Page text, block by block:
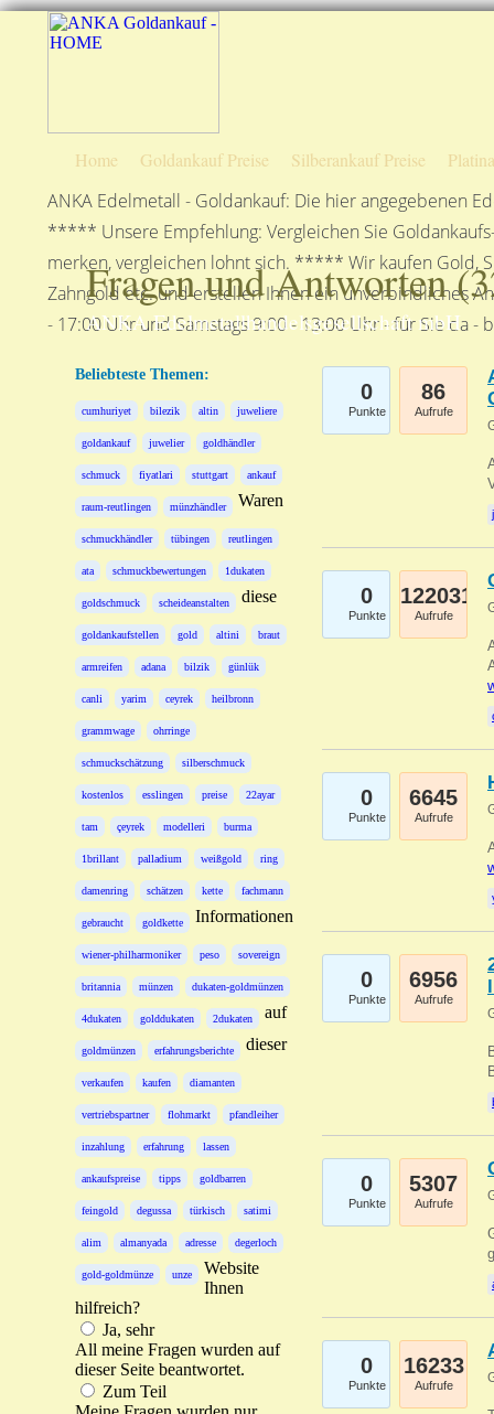
Home Goldankauf Preise Silberankauf Preise
ANKA Edelmetall - Goldankauf: Die hier angegebenen
***** Unsere Empfehlung: Vergleichen Sie
merken, vergleichen lohnt sich. ***** Wir kaufen Gold,
Zahngold etc. und erstellen Ihnen ein unverbindliches
- 17:00 Uhr und Samstags 9:00 - 13:00 Uhr - für Sie
Fragen und Antworten (
ANKA Edelmetallhandelsgesellschaft mbH
Beliebteste Themen:
cumhuriyet bilezik altin juweliere
goldankauf juwelier goldhändler
schmuck fiyatlari stuttgart ankauf
raum-reutlingen münzhändler
schmuckhändler tübingen reutlingen
ata schmuckbewertungen 1dukaten
goldschmuck scheideanstalten
goldankaufstellen gold altini braut
armreifen adana bilzik günlük
canli yarim ceyrek heilbronn
grammwage ohrringe
schmuckschätzung silberschmuck
kostenlos esslingen preise 22ayar
tam çeyrek modelleri burma
1brillant palladium weißgold ring
damenring schätzen kette fachmann
gebraucht goldkette
wiener-philharmoniker peso sovereign
britannia münzen dukaten-goldmünzen
4dukaten golddukaten 2dukaten
goldmünzen erfahrungsberichte
verkaufen kaufen diamanten
vertriebspartner flohmarkt pfandleiher
inzahlung erfahrung lassen
ankaufspreise tipps goldbarren
feingold degussa türkisch satimi
alim almanyada adresse degerloch
gold-goldmünze unze
Waren
diese
Informationen
auf
dieser
Website
Ihnen
hilfreich?
Ja, sehr
All meine Fragen wurden auf
dieser Seite beantwortet.
Zum Teil
0
Punkte
86
Aufrufe
0
Punkte
122031
Aufrufe
0
Punkte
6645
Aufrufe
0
Punkte
6956
Aufrufe
0
Punkte
5307
Aufrufe
0
Punkte
16233
Aufrufe